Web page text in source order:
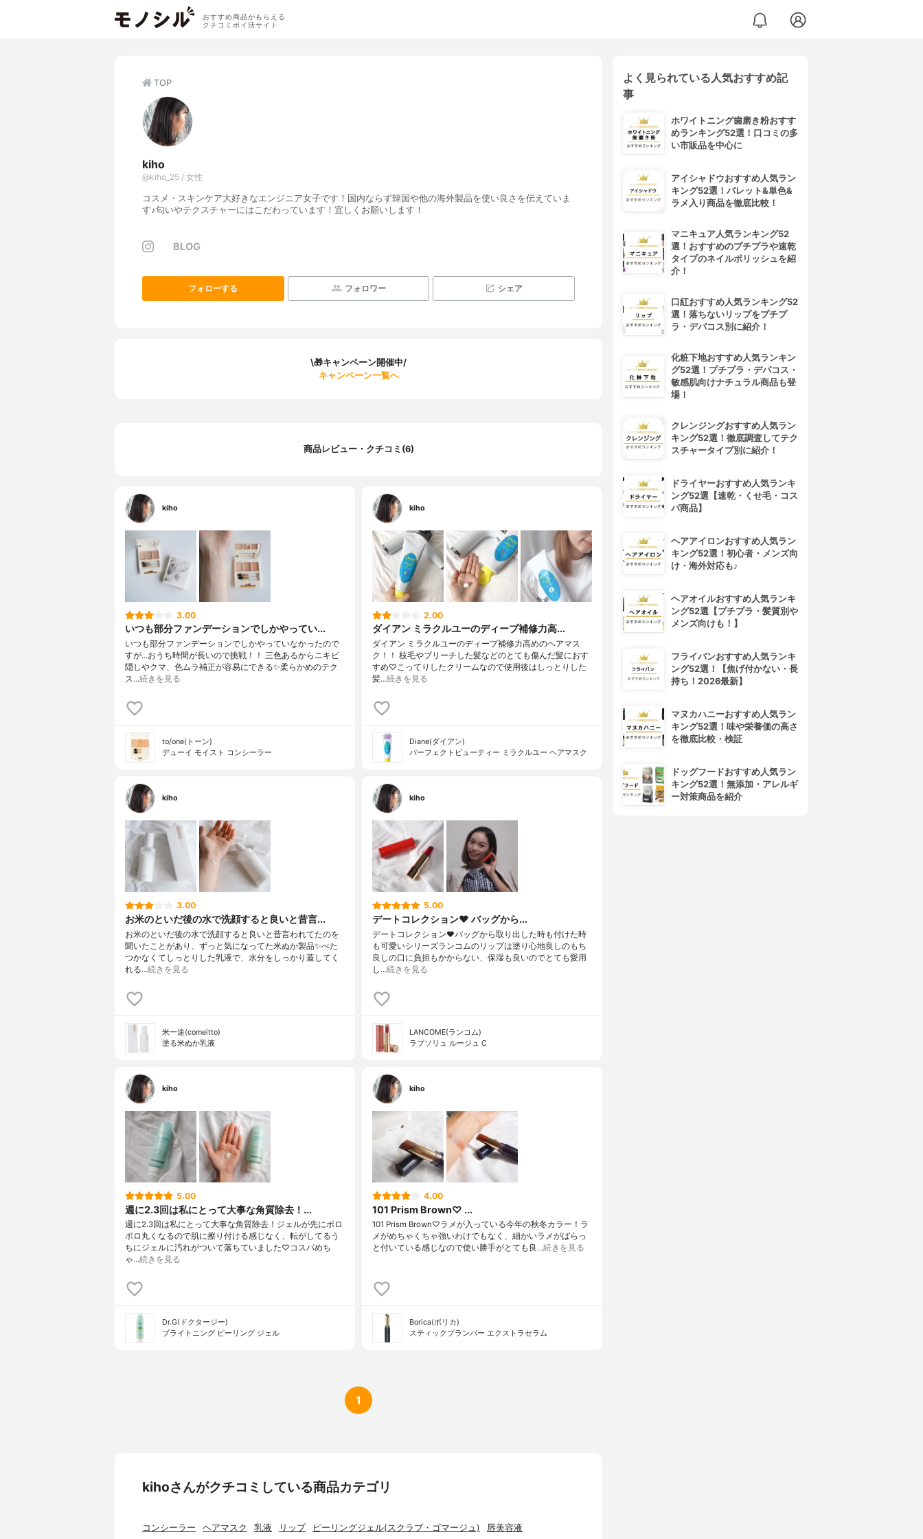
おすすめ商品がもらえる
クチコミポイ活サイト
TOP
kiho
@kiho_25 / 女性
コスメ・スキンケア大好きなエンジニア女子です！国内ならず韓国や他の海外製品を使い良さを伝えていま
す♪匂いやテクスチャーにはこだわっています！宜しくお願いします！
BLOG
フォローする フォロワー シェア
\🎁キャンペーン開催中/
キャンペーン一覧へ
商品レビュー・クチコミ(6)
kiho
3.00
いつも部分ファンデーションでしかやってい...
いつも部分ファンデーションでしかやっていなかったので
すが…おうち時間が長いので挑戦！！ 三色あるからニキビ
隠しやクマ、色ムラ補正が容易にできる✨柔らかめのテク
ス…続きを見る
to/one(トーン)
デューイ モイスト コンシーラー
kiho
2.00
ダイアン ミラクルユーのディープ補修力高...
ダイアン ミラクルユーのディープ補修力高めのヘアマス
ク！！ 枝毛やブリーチした髪などのとても傷んだ髪におす
すめ♡こってりしたクリームなので使用後はしっとりした
髪…続きを見る
Diane(ダイアン)
パーフェクトビューティー ミラクルユー ヘアマスク
kiho
3.00
お米のといだ後の水で洗顔すると良いと昔言...
お米のといだ後の水で洗顔すると良いと昔言われてたのを
聞いたことがあり、ずっと気になってた米ぬか製品✨べた
つかなくてしっとりした乳液で、水分をしっかり蓋してく
れる…続きを見る
米一途(comeitto)
塗る米ぬか乳液
kiho
5.00
デートコレクション❤️ バッグから...
デートコレクション❤️バッグから取り出した時も付けた時
も可愛いシリーズランコムのリップは塗り心地良しのもち
良しの口に負担もかからない、保湿も良いのでとても愛用
し…続きを見る
LANCOME(ランコム)
ラプソリュ ルージュ C
kiho
5.00
週に2.3回は私にとって大事な角質除去！...
週に2.3回は私にとって大事な角質除去！ジェルが先にポロ
ポロ丸くなるので肌に擦り付ける感じなく、転がしてるう
ちにジェルに汚れがついて落ちていました♡コスパめち
ゃ…続きを見る
Dr.G(ドクタージー)
ブライトニング ピーリング ジェル
kiho
4.00
101 Prism Brown♡ ...
101 Prism Brown♡ラメが入っている今年の秋冬カラー！ラ
メがめちゃくちゃ強いわけでもなく、細かいラメがぱらっ
と付いている感じなので使い勝手がとても良…続きを見る
Borica(ボリカ)
スティックプランパー エクストラセラム
1
kihoさんがクチコミしている商品カテゴリ
コンシーラー ヘアマスク 乳液 リップ ピーリングジェル(スクラブ・ゴマージュ) 唇美容液
よく見られている人気おすすめ記
事
ホワイトニング歯磨き粉おすす
めランキング52選！口コミの多
い市販品を中心に
アイシャドウおすすめ人気ラン
キング52選！パレット&単色&
ラメ入り商品を徹底比較！
マニキュア人気ランキング52
選！おすすめのプチプラや速乾
タイプのネイルポリッシュを紹
介！
口紅おすすめ人気ランキング52
選！落ちないリップをプチプ
ラ・デパコス別に紹介！
化粧下地おすすめ人気ランキン
グ52選！プチプラ・デパコス・
敏感肌向けナチュラル商品も登
場！
クレンジングおすすめ人気ラン
キング52選！徹底調査してテク
スチャータイプ別に紹介！
ドライヤーおすすめ人気ランキ
ング52選【速乾・くせ毛・コス
パ商品】
ヘアアイロンおすすめ人気ラン
キング52選！初心者・メンズ向
け・海外対応も♪
ヘアオイルおすすめ人気ランキ
ング52選【プチプラ・髪質別や
メンズ向けも！】
フライパンおすすめ人気ランキ
ング52選！【焦げ付かない・長
持ち！2026最新】
マヌカハニーおすすめ人気ラン
キング52選！味や栄養価の高さ
を徹底比較・検証
ドッグフードおすすめ人気ラン
キング52選！無添加・アレルギ
ー対策商品を紹介